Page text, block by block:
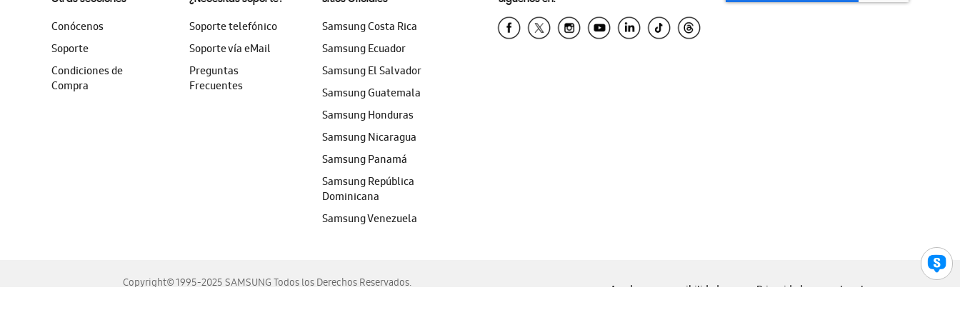
Conócenos
Soporte
Condiciones de
Compra
Soporte telefónico
Soporte vía eMail
Preguntas
Frecuentes
Samsung Costa Rica
Samsung Ecuador
Samsung El Salvador
Samsung Guatemala
Samsung Honduras
Samsung Nicaragua
Samsung Panamá
Samsung República
Dominicana
Samsung Venezuela
Copyright© 1995-2025 SAMSUNG Todos los Derechos Reservados.
Ayuda para accesibilidad Privacidad Legal